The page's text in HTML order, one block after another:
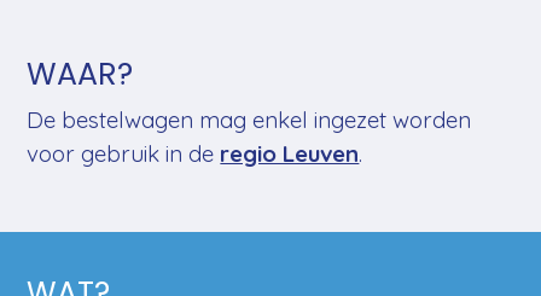
WAAR?
De bestelwagen mag enkel ingezet worden
voor gebruik in de regio Leuven.